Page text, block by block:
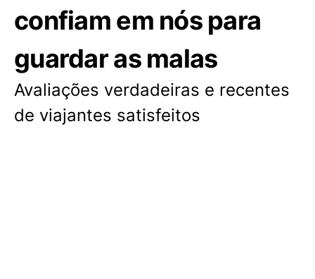
confiam em nós para
guardar as malas
Avaliações verdadeiras e recentes
de viajantes satisfeitos